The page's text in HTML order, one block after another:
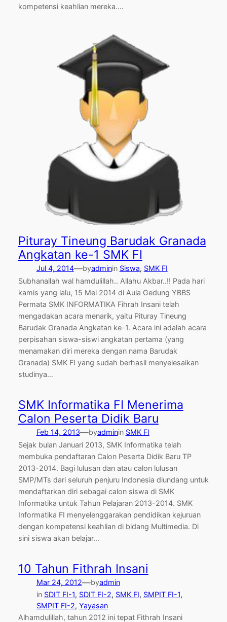
kompetensi keahlian mereka.…
Pituray Tineung Barudak Granada
Angkatan ke-1 SMK FI
Jul 4, 2014—byadminin Siswa, SMK FI
Subhanallah wal hamdulillah.. Allahu Akbar..!! Pada hari
kamis yang lalu, 15 Mei 2014 di Aula Gedung YBBS
Permata SMK INFORMATIKA Fihrah Insani telah
mengadakan acara menarik, yaitu Pituray Tineung
Barudak Granada Angkatan ke-1. Acara ini adalah acara
perpisahan siswa-siswi angkatan pertama (yang
menamakan diri mereka dengan nama Barudak
Granada) SMK FI yang sudah berhasil menyelesaikan
studinya…
SMK Informatika FI Menerima
Calon Peserta Didik Baru
Feb 14, 2013—byadminin SMK FI
Sejak bulan Januari 2013, SMK Informatika telah
membuka pendaftaran Calon Peserta Didik Baru TP
2013-2014. Bagi lulusan dan atau calon lulusan
SMP/MTs dari seluruh penjuru Indonesia diundang untuk
mendaftarkan diri sebagai calon siswa di SMK
Informatika untuk Tahun Pelajaran 2013-2014. SMK
Informatika FI menyelenggarakan pendidikan kejuruan
dengan kompetensi keahlian di bidang Multimedia. Di
sini siswa akan belajar…
10 Tahun Fithrah Insani
Mar 24, 2012—byadmin
in SDIT FI-1, SDIT FI-2, SMK FI, SMPIT FI-1
SMPIT FI-2, Yayasan
Alhamdulillah, tahun 2012 ini tepat Fithrah Insani